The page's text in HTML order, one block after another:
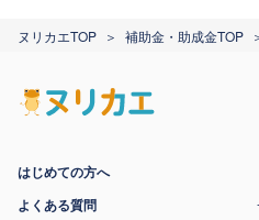
ヌリカエTOP 補助金・助成金TOP
はじめての方へ
よくある質問